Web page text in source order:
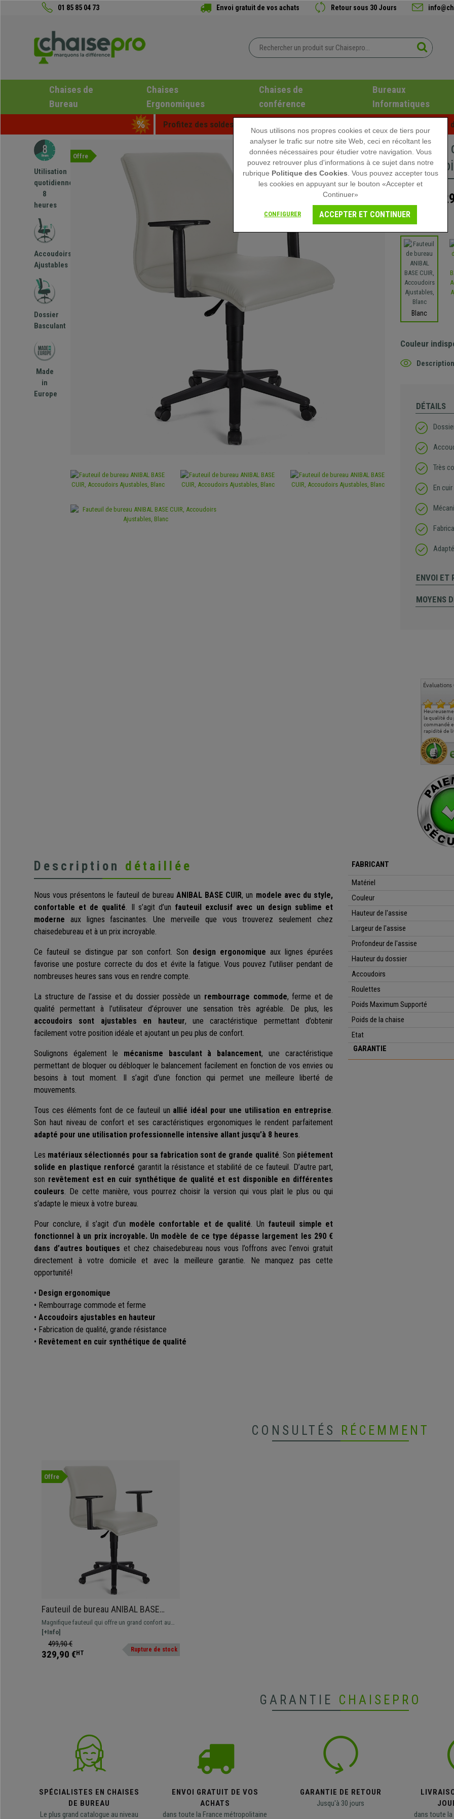
01 85 85 04 73 Envoi gratuit de vos achats Retour sous 30 Jours
Chaises de
Bureau
Chaises
Ergonomiques
Chaises de
conférence
Bureaux
Informatiques
Profitez des soldes d'été chez Chaisepro ! Des réductions exclusives pour une
Utilisation
quotidienne
8
heures
Accoudoirs
Ajustables
Dossier
Basculant
Made
in
Europe
Offre
Fauteuil
Rupture de stock
Blanc
Couleur
DÉTAILS
Très
En
ENVOI ET
MOYENS
Évaluations
la qualité
commandé
rapidité de
Description détaillée
Nous vous présentons le fauteuil de bureau ANIBAL BASE CUIR, un modele avec du style,
confortable et de qualité. Il s’agit d’un fauteuil exclusif avec un design sublime et
moderne aux lignes fascinantes. Une merveille que vous trouverez seulement chez
chaisedebureau et à un prix incroyable.
Ce fauteuil se distingue par son confort. Son design ergonomique aux lignes épurées
favorise une posture correcte du dos et évite la fatigue. Vous pouvez l’utiliser pendant de
nombreuses heures sans vous en rendre compte.
La structure de l’assise et du dossier possède un rembourrage commode, ferme et de
qualité permettant à l’utilisateur d’éprouver une sensation très agréable. De plus, les
accoudoirs sont ajustables en hauteur, une caractéristique permettant d’obtenir
facilement votre position idéale et ajoutant un peu plus de confort.
Soulignons également le mécanisme basculant à balancement, une caractéristique
permettant de bloquer ou débloquer le balancement facilement en fonction de vos envies ou
besoins à tout moment. Il s’agit d’une fonction qui permet une meilleure liberté de
mouvements.
Tous ces éléments font de ce fauteuil un allié idéal pour une utilisation en entreprise.
Son haut niveau de confort et ses caractéristiques ergonomiques le rendent parfaitement
adapté pour une utilisation professionnelle intensive allant jusqu’à 8 heures.
Les matériaux sélectionnés pour sa fabrication sont de grande qualité. Son piétement
solide en plastique renforcé garantit la résistance et stabilité de ce fauteuil. D’autre part,
son revêtement est en cuir synthétique de qualité et est disponible en différentes
couleurs. De cette manière, vous pourrez choisir la version qui vous plait le plus ou qui
s’adapte le mieux à votre bureau.
Pour conclure, il s’agit d’un modèle confortable et de qualité. Un fauteuil simple et
fonctionnel à un prix incroyable. Un modèle de ce type dépasse largement les 290 €
dans d’autres boutiques et chez chaisedebureau nous vous l’offrons avec l’envoi gratuit
directement à votre domicile et avec la meilleure garantie. Ne manquez pas cette
opportunité!
• Design ergonomique
• Rembourrage commode et ferme
• Accoudoirs ajustables en hauteur
• Fabrication de qualité, grande résistance
• Revêtement en cuir synthétique de qualité
FABRICANT
Matériel
Couleur
Hauteur de l'assise
Largeur de l'assise
Profondeur de l'assise
Hauteur du dossier
Accoudoirs
Roulettes
Poids Maximum Supporté
Poids de la chaise
Etat
GARANTIE
CONSULTÉS RÉCEMMENT
Offre
Fauteuil de bureau ANIBAL BASE
CUIR, Accoudoirs Ajustables, Blanc
Magnifique fauteuil qui offre un grand confort au
quotidien à un prix imbattable. Disponible en
différentes couleurs et finitions.
[+Info]
499,90 €
329,90 €HT Rupture de stock
GARANTIE CHAISEPRO
SPÉCIALISTES EN CHAISES
DE BUREAU
Le plus grand catalogue au niveau
ENVOI GRATUIT DE VOS
ACHATS
dans toute la France métropolitaine
GARANTIE DE RETOUR
Jusqu'à 30 jours
dans toute
Nous utilisons nos propres cookies et ceux de tiers pour
analyser le trafic sur notre site Web, ceci en récoltant les
données nécessaires pour étudier votre navigation. Vous
pouvez retrouver plus d'informations à ce sujet dans notre
rubrique Politique des Cookies . Vous pouvez accepter tous
les cookies en appuyant sur le bouton «Accepter et
Continuer»
CONFIGURER ACCEPTER ET CONTINUER